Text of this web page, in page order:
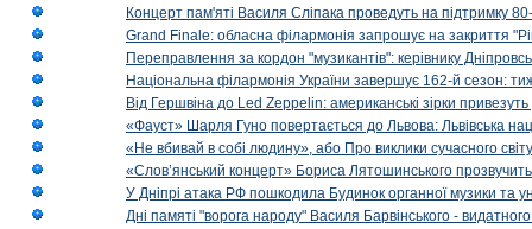
Концерт пам'яті Василя Сліпака проведуть на підтримку
Grand Finale: обласна філармонія запрошує на закриття
Переправлення за кордон "музикантів": керівнику
Національна філармонія України завершує 162-й сезон:
Від Гершвіна до Led Zeppelin: американські зірки
«Фауст» Шарля Гуно повертається до Львова: Львівська
«Не вбивай в собі людину», або Про виклики сучасного світу
«Слов’янський концерт» Бориса Лятошинського
У Дніпрі атака РФ пошкодила Будинок органної музики та
Дні памяті "ворога народу" Василя Барвінського -